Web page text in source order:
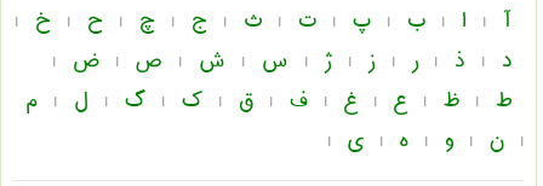
آ | ا | ب | پ | ت | ث | ج | چ | ح | خ |
د | ذ | ر | ز | ژ | س | ش | ص | ض |
ط | ظ | ع | غ | ف | ق | ک | گ | ل | م
| ن | و | ه | ی |